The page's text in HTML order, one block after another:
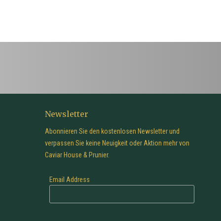
Newsletter
Abonnieren Sie den kostenlosen Newsletter und
verpassen Sie keine Neuigkeit oder Aktion mehr von
Caviar House & Prunier.
Email Address